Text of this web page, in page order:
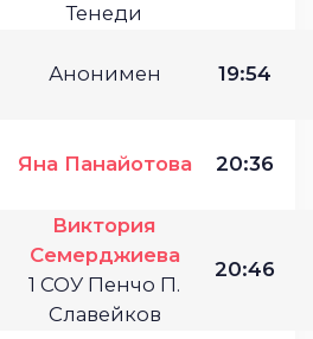
Тенеди
Анонимен 19:54
Яна Панайотова 20:36
Виктория
Семерджиева
1 СОУ Пенчо П.
Славейков
20:46